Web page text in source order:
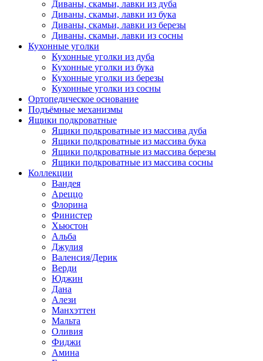
Диваны, скамьи, лавки из дуба
Диваны, скамьи, лавки из бука
Диваны, скамьи, лавки из березы
Диваны, скамьи, лавки из сосны
Кухонные уголки
Кухонные уголки из дуба
Кухонные уголки из бука
Кухонные уголки из березы
Кухонные уголки из сосны
Ортопедическое основание
Подъёмные механизмы
Ящики подкроватные
Ящики подкроватные из массива дуба
Ящики подкроватные из массива бука
Ящики подкроватные из массива березы
Ящики подкроватные из массива сосны
Коллекции
Вандея
Ареццо
Флорина
Финистер
Хьюстон
Альба
Джулия
Валенсия/Дерик
Верди
Юджин
Дана
Алези
Манхэттен
Мальта
Оливия
Фиджи
Амина